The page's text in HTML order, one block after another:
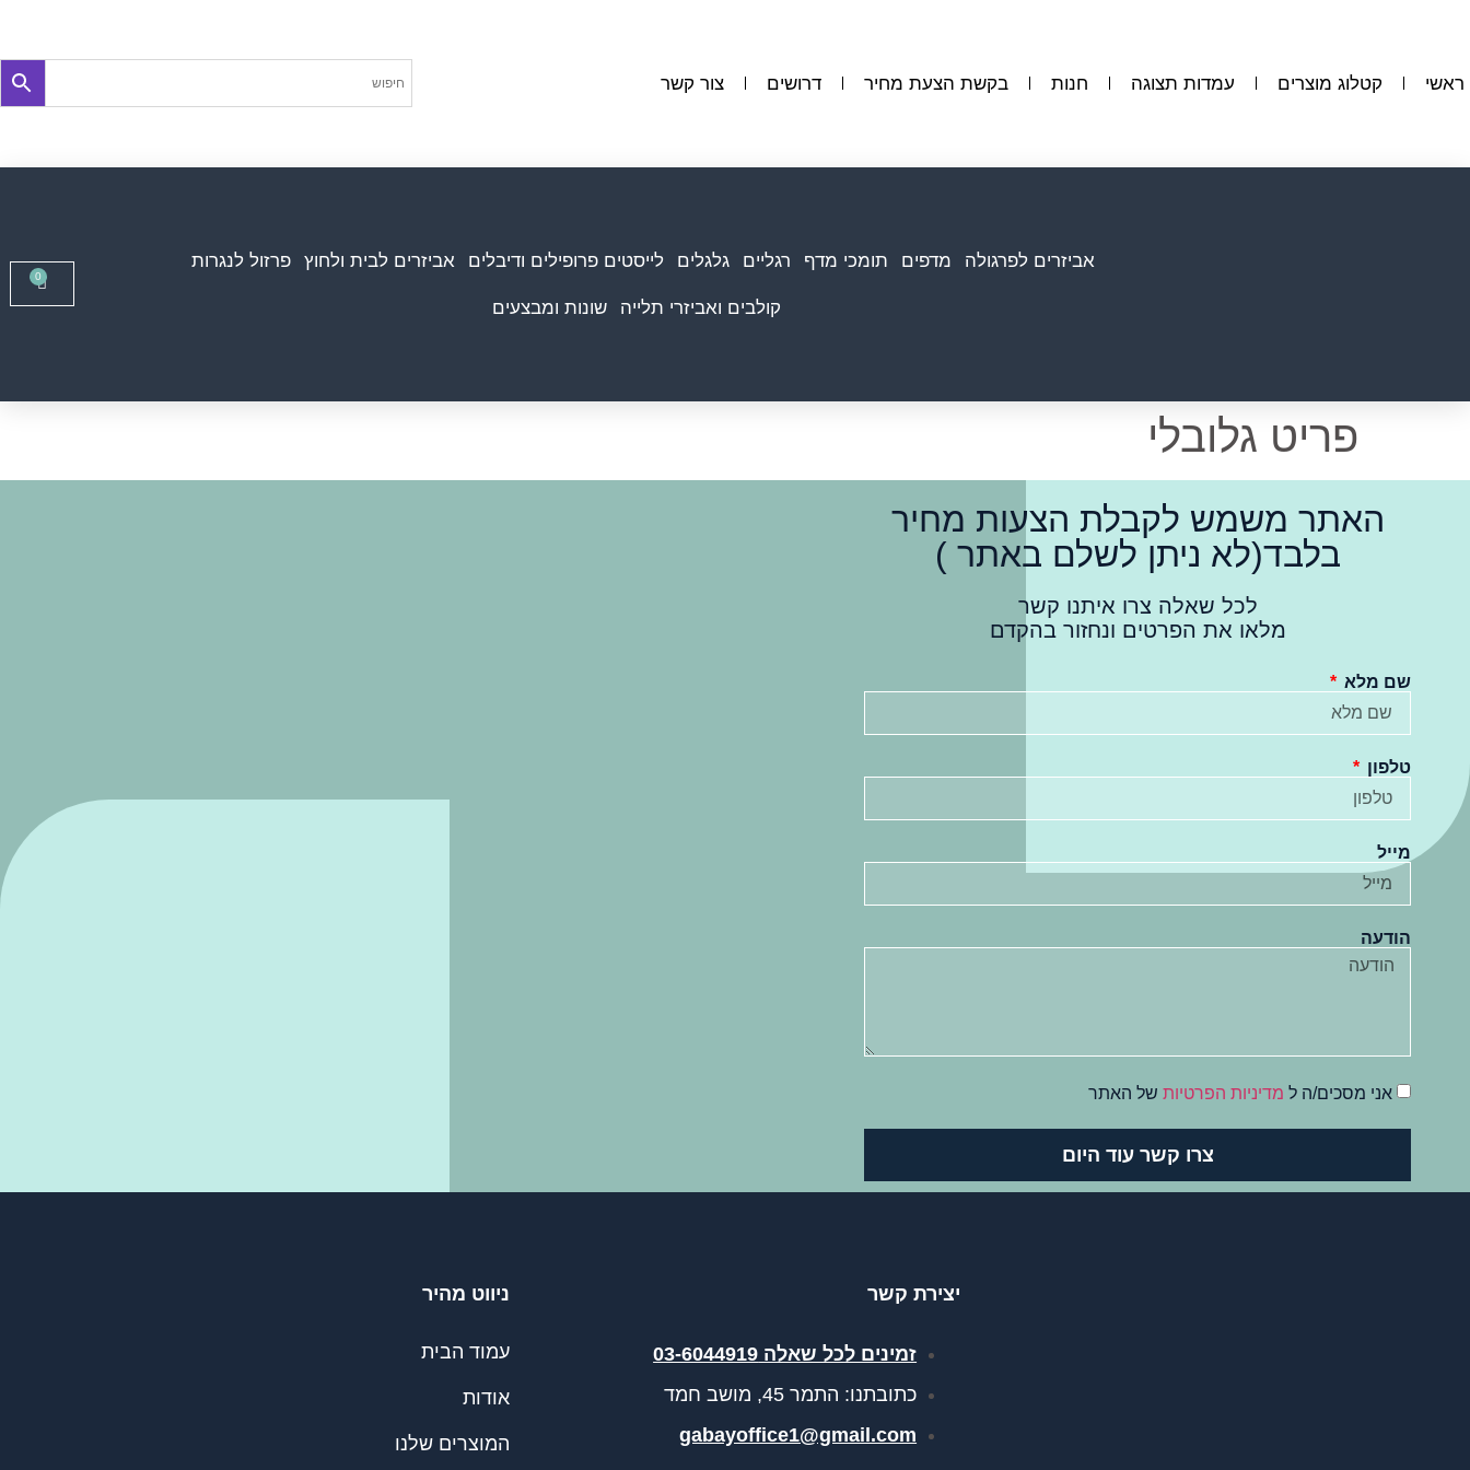
ראשי קטלוג מוצרים עמדות תצוגה חנות בקשת הצעת מחיר דרושים צור קשר
אביזרים לפרגולה מדפים תומכי מדף רגליים גלגלים לייסטים פרופילים ודיבלים אביזרים לבית ולחוץ פרזול לנגרות
קולבים ואביזרי תלייה שונות ומבצעים
0
פריט גלובלי
האתר משמש לקבלת הצעות מחיר
בלבד(לא ניתן לשלם באתר )
לכל שאלה צרו איתנו קשר
מלאו את הפרטים ונחזור בהקדם
שם מלא
טלפון
מייל
הודעה
אני מסכים/ה ל מדיניות הפרטיותשל האתר
צרו קשר עוד היום
יצירת קשר
זמינים לכל שאלה 03-6044919
כתובתנו: התמר 45, מושב חמד​
gabayoffice1@gmail.com
ניווט מהיר
עמוד הבית
אודות
המוצרים שלנו